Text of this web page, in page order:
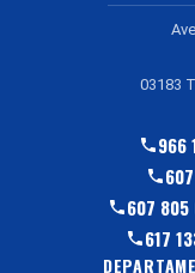
03183
966
607
617